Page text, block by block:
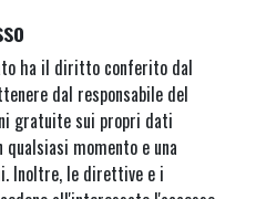
ha il diritto conferito dal
dal responsabile del
gratuite sui propri dati
momento e una
Inoltre, le direttive e i